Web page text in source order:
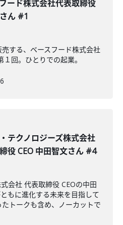
ード株式会社代表取締役
ん #1
する、ベースフード株式会社
回。ひとりでの起業。
テクノロジーズ株式会社
役 CEO 中田智文さん #4
会社 代表取締役 CEOの中田
もに進化する未来を目指して
たトークも含め、ノーカットで